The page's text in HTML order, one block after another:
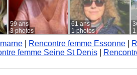
59 ans
3 photos
61 ans
1 photos
Rencontre femme Essonne
femme Seine St Denis